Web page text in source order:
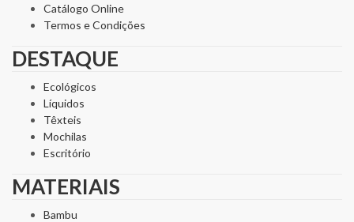
Catálogo Online
Termos e Condições
DESTAQUE
Ecológicos
Líquidos
Têxteis
Mochilas
Escritório
MATERIAIS
Bambu